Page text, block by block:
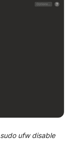
sudo ufw disable